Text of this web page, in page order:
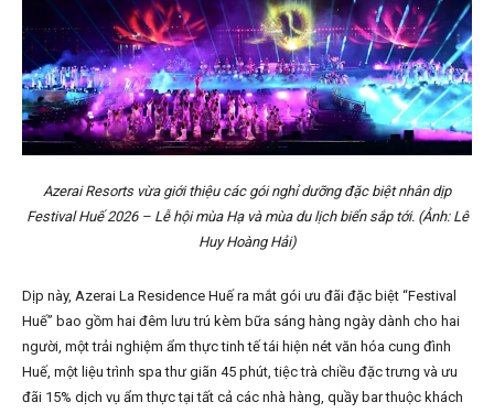
Azerai Resorts vừa giới thiệu các gói nghỉ dưỡng đặc biệt nhân dịp
Festival Huế 2026 – Lễ hội mùa Hạ và mùa du lịch biển sắp tới. (Ảnh: Lê
Huy Hoàng Hải)
Dịp này, Azerai La Residence Huế ra mắt gói ưu đãi đặc biệt “Festival
Huế” bao gồm hai đêm lưu trú kèm bữa sáng hàng ngày dành cho hai
người, một trải nghiệm ẩm thực tinh tế tái hiện nét văn hóa cung đình
Huế, một liệu trình spa thư giãn 45 phút, tiệc trà chiều đặc trưng và ưu
đãi 15% dịch vụ ẩm thực tại tất cả các nhà hàng, quầy bar thuộc khách